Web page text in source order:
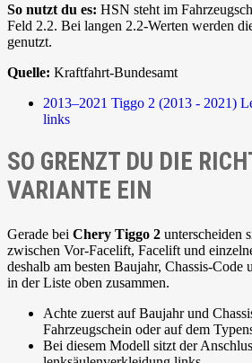
So nutzt du es: HSN steht im
Feld 2.2. Bei langen 2.2-Werten werden
genutzt.
Quelle: Kraftfahrt-Bundesamt
2013–2021 Tiggo 2 (2013 - 2021)
links
SO GRENZT DU DIE
VARIANTE EIN
Gerade bei Chery Tiggo 2 unterscheiden
zwischen Vor-Facelift, Facelift und
deshalb am besten Baujahr, Chassis-Code
in der Liste oben zusammen.
Achte zuerst auf Baujahr und
Fahrzeugschein oder auf dem
Bei diesem Modell sitzt der